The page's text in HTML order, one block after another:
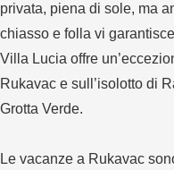
privata, piena di sole, ma
chiasso e folla vi
Villa Lucia offre
Rukavac e sull’isolotto di
Grotta Verde.
Le vacanze a Rukavac